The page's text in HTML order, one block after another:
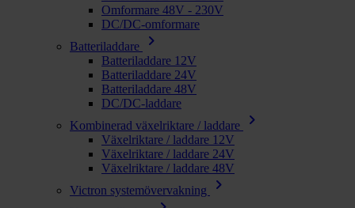
Omformare 48V - 230V
DC/DC-omformare
Batteriladdare
chevron_right
Batteriladdare 12V
Batteriladdare 24V
Batteriladdare 48V
DC/DC-laddare
Kombinerad växelriktare / laddare
chevron_right
Växelriktare / laddare 12V
Växelriktare / laddare 24V
Växelriktare / laddare 48V
Victron systemövervakning
chevron_right